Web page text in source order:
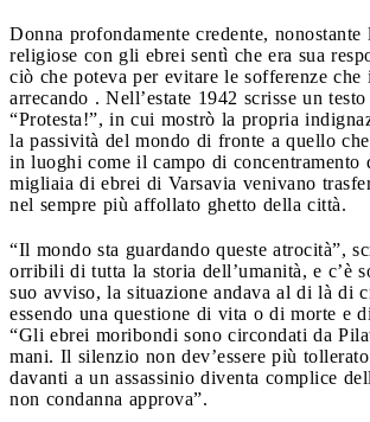
Donna profondamente credente, nonostante
religiose con gli ebrei sentì che era sua
ciò che poteva per evitare le sofferenze che
arrecando . Nell’estate 1942 scrisse un
“Protesta!”, in cui mostrò la propria
la passività del mondo di fronte a quello
in luoghi come il campo di concentramento
migliaia di ebrei di Varsavia venivano
nel sempre più affollato ghetto della città.
“Il mondo sta guardando queste atrocità”,
orribili di tutta la storia dell’umanità, e c’è
suo avviso, la situazione andava al di là di
essendo una questione di vita o di morte e
“Gli ebrei moribondi sono circondati da
mani. Il silenzio non dev’essere più
davanti a un assassinio diventa complice
non condanna approva”.